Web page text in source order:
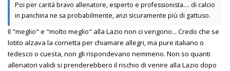
Poi per carità bravo allenatore, esperto e professionista.... di calcio
in panchina ne sa probabilmente, anzi sicuramente più di gattuso.
Il "meglio" e "molto meglio" alla Lazio non ci vengono... Credo che se
lotito alzava la cornetta per chiamare allegri, ma pure italiano o
tedesco o cuesta, non gli rispondevano nemmeno. Non so quanti
allenatori validi si prenderebbero il rischio di venire alla Lazio dopo